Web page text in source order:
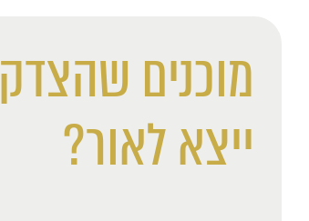
מוכנים שהצדק
ייצא לאור?